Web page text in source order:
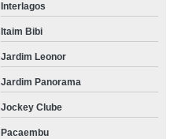
Interlagos
Itaim Bibi
Jardim Leonor
Jardim Panorama
Jockey Clube
Pacaembu